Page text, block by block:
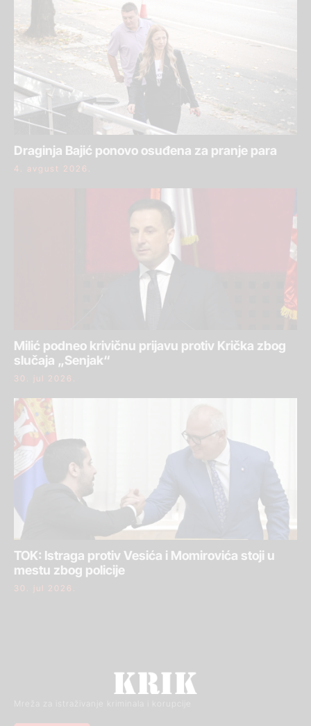
Draginja Bajić ponovo osuđena za pranje para
4. avgust 2026.
Milić podneo krivičnu prijavu protiv Krička zbog
slučaja „Senjak“
30. jul 2026.
TOK: Istraga protiv Vesića i Momirovića stoji u
mestu zbog policije
30. jul 2026.
Mreža za istraživanje kriminala i korupcije